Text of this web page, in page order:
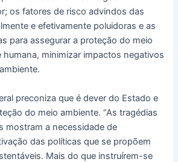
os fatores de risco advindos das
e efetivamente poluidoras e as
para assegurar a proteção do meio
humana, minimizar impactos negativos
preconiza que é dever do Estado e
do meio ambiente. “As tragédias
mostram a necessidade de
das políticas que se propõem
Mais do que instruírem-se